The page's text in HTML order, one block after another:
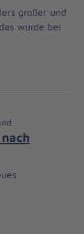
großer und
wurde bei